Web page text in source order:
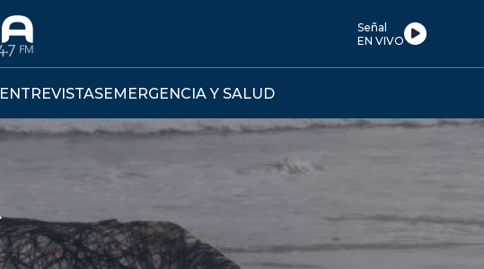
Señal
EN VIVO
ENTREVISTASEMERGENCIA Y SALUD